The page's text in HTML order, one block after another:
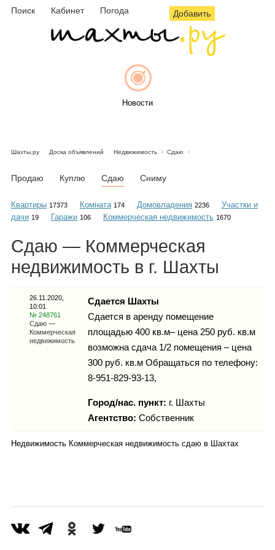
Поиск Кабинет Погода Добавить
Новости
Объявления
Инфо
Шахты.ру Доска объявлений Недвижимость Сдаю
Продаю Куплю Сдаю Сниму
Квартиры 17373 Комната 174 Домовладения 2236
Участки и
дачи 19 Гаражи 106 Коммерческая недвижимость 1670
Сдаю — Коммерческая
недвижимость в г. Шахты
26.11.2020,
10:01
№ 248761
Сдаю —
Коммерческая
недвижимость
Сдается Шахты
Сдается в аренду помещение
площадью 400 кв.м– цена 250 руб. кв.м
возможна сдача 1/2 помещения – цена
300 руб. кв.м Обращаться по телефону:
8-951-829-93-13,
Город/нас. пункт: г. Шахты
Агентство: Собственник
Недвижимость Коммерческая недвижимость сдаю в Шахтах